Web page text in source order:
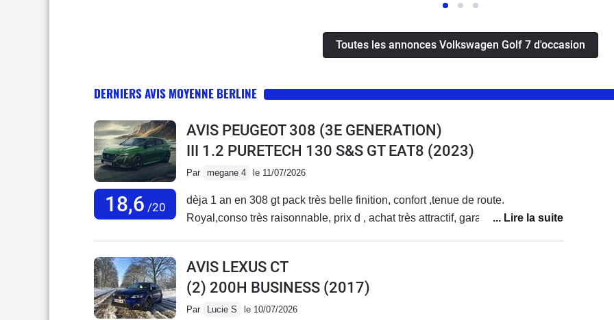
Toutes les annonces Volkswagen Golf 7 d'occasion
DERNIERS AVIS MOYENNE BERLINE
18,6 /20
AVIS PEUGEOT 308 (3E GENERATION)
III 1.2 PURETECH 130 S&S GT EAT8 (2023)
Par megane 4 le 11/07/2026
dèja 1 an en 308 gt pack très belle finition, confort ,tenue de route.
Royal,conso très raisonnable, prix d , achat très attractif, garantie 10 ans
AVIS LEXUS CT
(2) 200H BUSINESS (2017)
Par Lucie S le 10/07/2026